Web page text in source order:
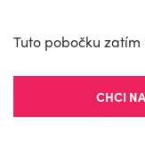
Tuto pobočku
CHCI